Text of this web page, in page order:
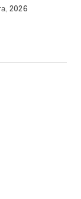
2026